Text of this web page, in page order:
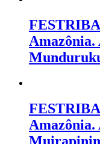
Amazônia.
Amazônia.